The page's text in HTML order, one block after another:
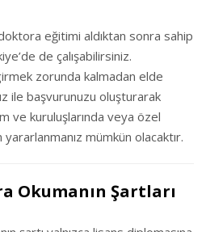
eğitimi aldıktan sonra sahip
de çalışabilirsiniz.
zorunda kalmadan elde
ile başvurunuzu oluşturarak
ve kuruluşlarında veya özel
mümkün olacaktır.
Okumanın Şartları